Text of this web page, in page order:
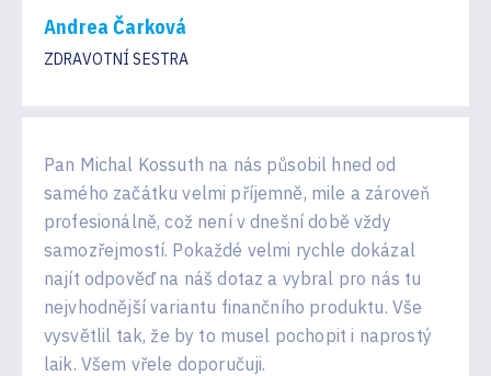
Andrea Čarková
ZDRAVOTNÍ SESTRA
Pan Michal Kossuth na nás působil hned od
samého začátku velmi příjemně, mile a zároveň
profesionálně, což není v dnešní době vždy
samozřejmostí. Pokaždé velmi rychle dokázal
najít odpověď na náš dotaz a vybral pro nás tu
nejvhodnější variantu finančního produktu. Vše
vysvětlil tak, že by to musel pochopit i naprostý
laik. Všem vřele doporučuji.